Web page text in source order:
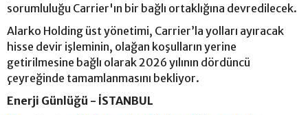
sorumluluğu Carrier'ın bir bağlı ortaklığına devredilecek.
Alarko Holding üst yönetimi, Carrier’la yolları ayıracak
hisse devir işleminin, olağan koşulların yerine
getirilmesine bağlı olarak 2026 yılının dördüncü
çeyreğinde tamamlanmasını bekliyor.
Enerji Günlüğü - İSTANBUL